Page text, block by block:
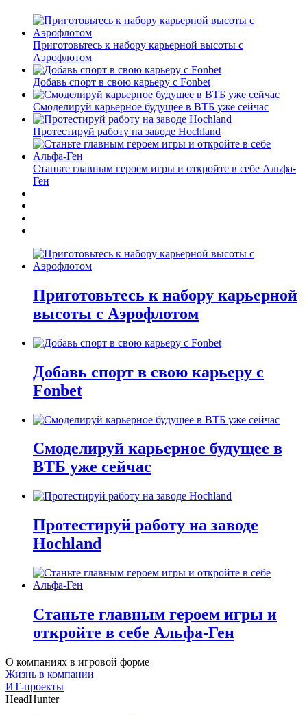
Приготовьтесь к набору карьерной высоты с
Аэрофлотом
Добавь спорт в свою карьеру с Fonbet
Смоделируй карьерное будущее в ВТБ уже сейчас
Протестируй работу на заводе Hochland
Станьте главным героем игры и откройте в себе Альфа-
Ген
Приготовьтесь к набору карьерной
высоты с Аэрофлотом
Добавь спорт в свою карьеру с
Fonbet
Смоделируй карьерное будущее в
ВТБ уже сейчас
Протестируй работу на заводе
Hochland
Станьте главным героем игры и
откройте в себе Альфа-Ген
О компаниях в игровой форме
Жизнь в компании
ИТ-проекты
HeadHunter